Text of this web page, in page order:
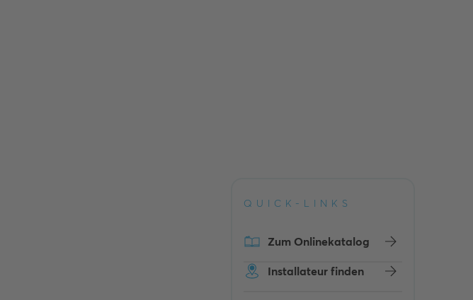
QUICK-LINKS
Zum Onlinekatalog
Installateur finden